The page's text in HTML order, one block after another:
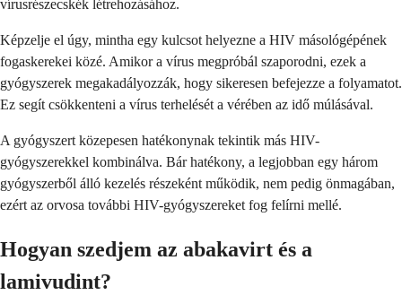
vírusrészecskék létrehozásához.
Képzelje el úgy, mintha egy kulcsot helyezne a HIV másológépének
fogaskerekei közé. Amikor a vírus megpróbál szaporodni, ezek a
gyógyszerek megakadályozzák, hogy sikeresen befejezze a folyamatot.
Ez segít csökkenteni a vírus terhelését a vérében az idő múlásával.
A gyógyszert közepesen hatékonynak tekintik más HIV-
gyógyszerekkel kombinálva. Bár hatékony, a legjobban egy három
gyógyszerből álló kezelés részeként működik, nem pedig önmagában,
ezért az orvosa további HIV-gyógyszereket fog felírni mellé.
Hogyan szedjem az abakavirt és a
lamivudint?